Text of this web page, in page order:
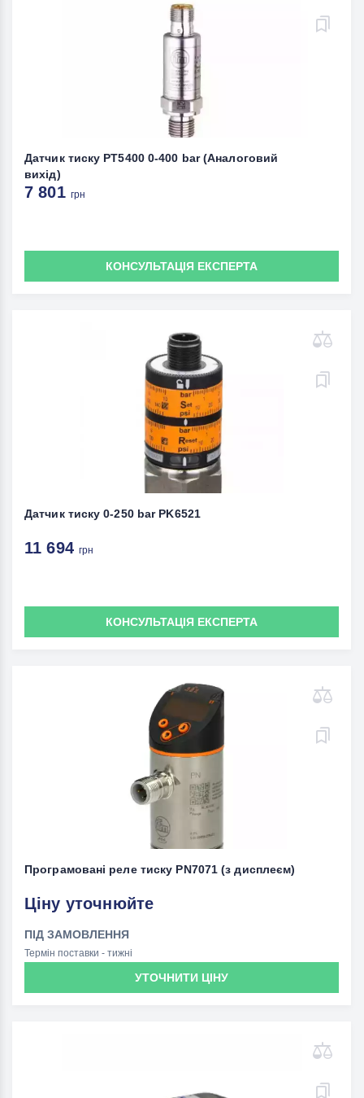
Датчик тиску PT5400 0-400 bar (Аналоговий
вихід)
7 801 грн
КОНСУЛЬТАЦІЯ ЕКСПЕРТА
Датчик тиску 0-250 bar PK6521
11 694грн
КОНСУЛЬТАЦІЯ ЕКСПЕРТА
Програмовані реле тиску PN7071 (з дисплеєм)
Ціну уточнюйте
ПІД ЗАМОВЛЕННЯ
Термін поставки - тижні
УТОЧНИТИ ЦІНУ